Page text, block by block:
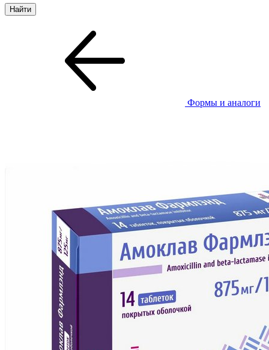
Формы и аналоги